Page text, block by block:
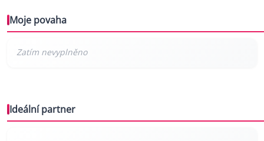
Moje povaha
Ideální partner